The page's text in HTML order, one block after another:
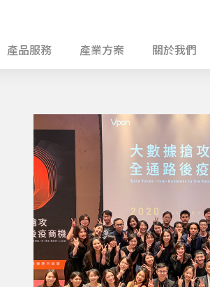
產品服務 產業方案 關於我們